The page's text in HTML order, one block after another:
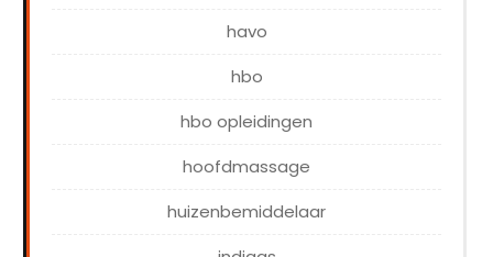
havo
hbo
hbo opleidingen
hoofdmassage
huizenbemiddelaar